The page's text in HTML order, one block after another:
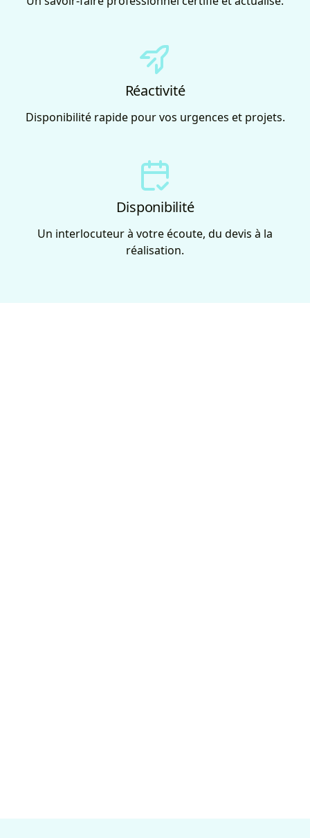
Réactivité
Disponibilité rapide pour vos urgences et projets.
Disponibilité
Un interlocuteur à votre écoute, du devis à la
réalisation.